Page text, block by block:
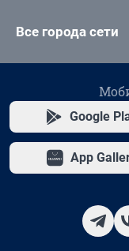
Все города сети
Google
App